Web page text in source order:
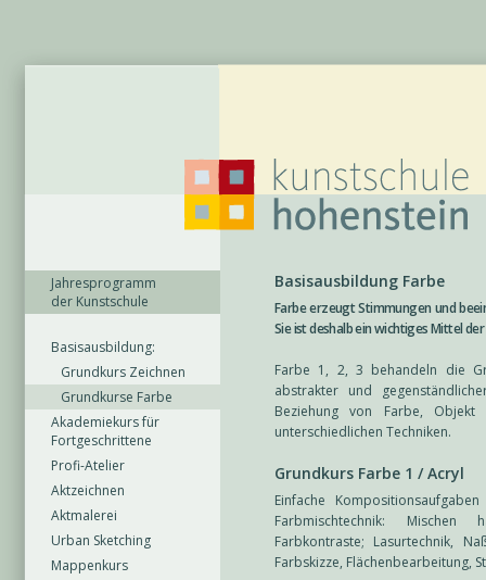
Jahresprogramm
der Kunstschule
Basisausbildung:
Grundkurs Zeichnen
Grundkurse Farbe
Akademiekurs für
Fortgeschrittene
Profi-Atelier
Aktzeichnen
Aktmalerei
Urban Sketching
Mappenkurs
Basisausbildung Farbe
Farbe erzeugt Stimmungen und
Sie ist deshalb ein wichtiges Mittel
Farbe 1, 2, 3 behandeln die
abstrakter und
Beziehung von Farbe,
unterschiedlichen Techniken.
Grundkurs Farbe 1 / Acryl
Einfache
Farbmischtechnik: Mischen
Farbkontraste; Lasurtechnik,
Farbskizze, Flächenbearbeitung,